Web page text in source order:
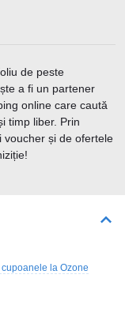
la Ozone
de peste
a fi un partener
online care caută
timp liber. Prin
voucher și de ofertele